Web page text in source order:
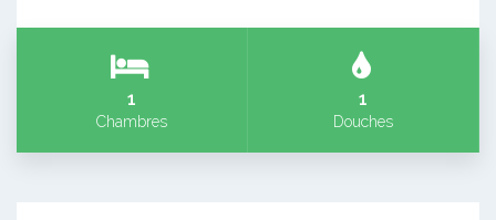
1
Chambres
1
Douches